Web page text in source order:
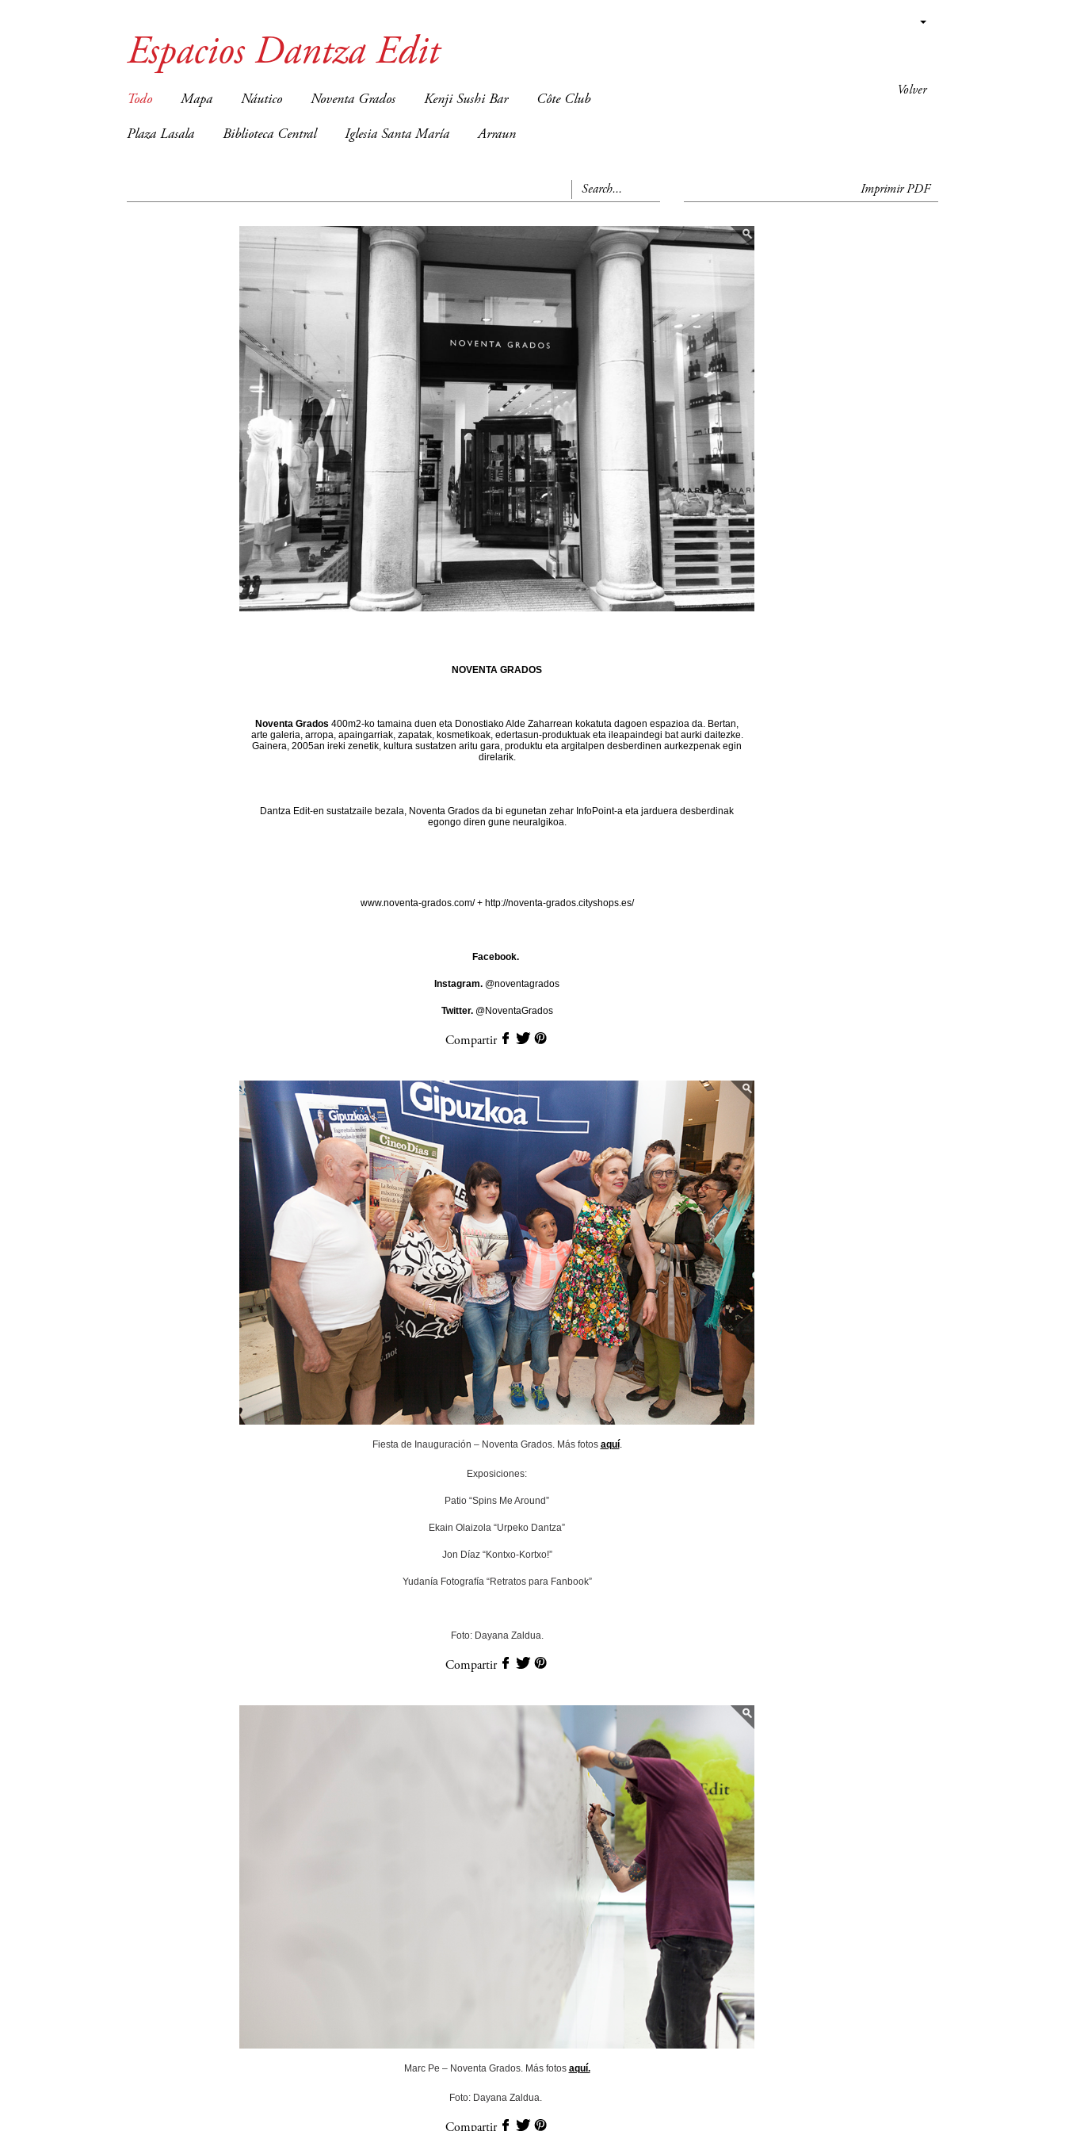
Volver
Espacios Dantza Edit
Todo Mapa Náutico Noventa Grados Kenji Sushi Bar Côte Club
Plaza Lasala Biblioteca Central Iglesia Santa María Arraun
Imprimir PDF
NOVENTA GRADOS
Noventa Grados 400m2-ko tamaina duen eta Donostiako Alde Zaharrean kokatuta dagoen espazioa da. Bertan,
arte galeria, arropa, apaingarriak, zapatak, kosmetikoak, edertasun-produktuak eta ileapaindegi bat aurki daitezke.
Gainera, 2005an ireki zenetik, kultura sustatzen aritu gara, produktu eta argitalpen desberdinen aurkezpenak egin
direlarik.
Dantza Edit-en sustatzaile bezala, Noventa Grados da bi egunetan zehar InfoPoint-a eta jarduera desberdinak
egongo diren gune neuralgikoa.
www.noventa-grados.com/+http://noventa-grados.cityshops.es/
Facebook.
Instagram. @noventagrados
Twitter.@NoventaGrados
Compartir
Fiesta de Inauguración – Noventa Grados. Más fotos aquí.
Exposiciones:
Patio “Spins Me Around”
Ekain Olaizola “Urpeko Dantza”
Jon Díaz “Kontxo-Kortxo!”
Yudanía Fotografía “Retratos para Fanbook”
Foto: Dayana Zaldua.
Compartir
Marc Pe – Noventa Grados. Más fotos aquí.
Foto: Dayana Zaldua.
Compartir